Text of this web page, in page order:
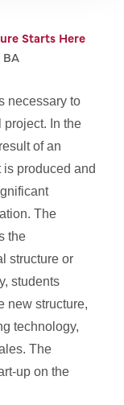
Starts Here
necessary to
In the
of an
produced and
The
the
structure or
students
new structure,
technology,
The
up on the